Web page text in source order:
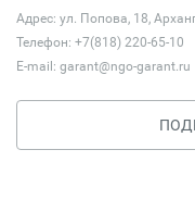
Адрес: ул. Попова, 18,
Телефон: +7(818) 220-65-10
E-mail: garant@ngo-garant.ru